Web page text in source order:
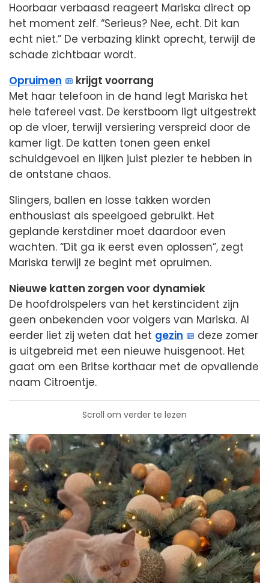
Hoorbaar verbaasd reageert Mariska direct op
het moment zelf. “Serieus? Nee, echt. Dit kan
echt niet.” De verbazing klinkt oprecht, terwijl de
schade zichtbaar wordt.
Opruimen
krijgt voorrang
Met haar telefoon in de hand legt Mariska het
hele tafereel vast. De kerstboom ligt uitgestrekt
op de vloer, terwijl versiering verspreid door de
kamer ligt. De katten tonen geen enkel
schuldgevoel en lijken juist plezier te hebben in
de ontstane chaos.
Slingers, ballen en losse takken worden
enthousiast als speelgoed gebruikt. Het
geplande kerstdiner moet daardoor even
wachten. “Dit ga ik eerst even oplossen”, zegt
Mariska terwijl ze begint met opruimen.
Nieuwe katten zorgen voor dynamiek
De hoofdrolspelers van het kerstincident zijn
geen onbekenden voor volgers van Mariska. Al
eerder liet zij weten dat het gezin
deze zomer
is uitgebreid met een nieuwe huisgenoot. Het
gaat om een Britse korthaar met de opvallende
naam Citroentje.
Scroll om verder te lezen